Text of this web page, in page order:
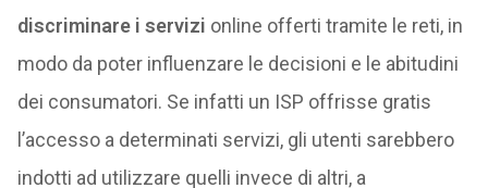
discriminare i servizi online offerti tramite le reti, in
modo da poter influenzare le decisioni e le abitudini
dei consumatori. Se infatti un ISP offrisse gratis
l’accesso a determinati servizi, gli utenti sarebbero
indotti ad utilizzare quelli invece di altri, a